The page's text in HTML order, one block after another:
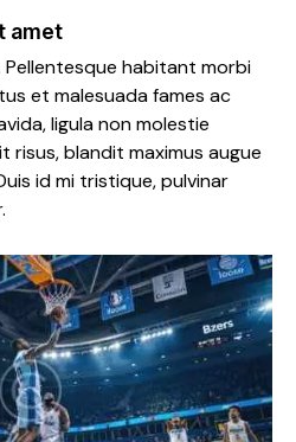
amet
Pellentesque habitant morbi
et malesuada fames ac
ligula non molestie
blandit maximus augue
id mi tristique, pulvinar